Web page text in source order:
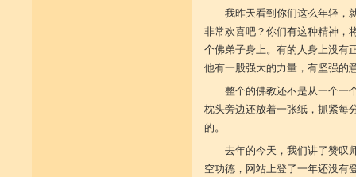
我昨天看到你们这么年轻，
非常欢喜吧？你们有这种精神，
个佛弟子身上。有的人身上没有
他有一股强大的力量，有坚强的
整个的佛教还不是从一个一
枕头旁边还放着一张纸，抓紧每
的。
去年的今天，我们讲了赞叹
空功德，网站上登了一年还没有